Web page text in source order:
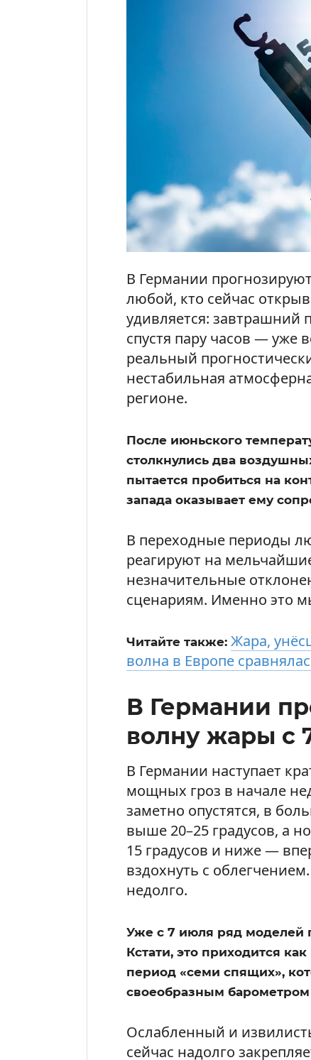
В Германии
любой, кто сейчас
удивляется: завтрашний
спустя пару часов — уже
реальный
нестабильная
регионе.
После июньского
столкнулись два
пытается пробиться на
запада оказывает ему
В переходные периоды
реагируют на
незначительные
сценариям. Именно это
Читайте также: Жара,
волна в Европе
В Германии
волну жары с
В Германии наступает
мощных гроз в начале
заметно опустятся, в
выше 20–25 градусов, а
15 градусов и ниже —
вздохнуть с
недолго.
Уже с 7 июля ряд моделей
Кстати, это приходится
период «семи спящих»,
своеобразным барометром
Ослабленный и
сейчас надолго